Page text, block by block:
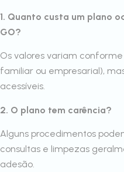
1. Quanto custa um plano
GO?
Os valores variam
familiar ou empresarial),
acessíveis.
2. O plano tem carência?
Alguns procedimentos
consultas e limpezas
adesão.